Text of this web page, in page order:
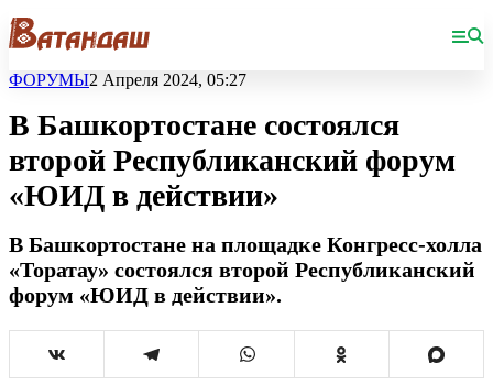
ФОРУМЫ2 Апреля 2024, 05:27
В Башкортостане состоялся
второй Республиканский форум
«ЮИД в действии»
В Башкортостане на площадке Конгресс-холла
«Торатау» состоялся второй Республиканский
форум «ЮИД в действии».